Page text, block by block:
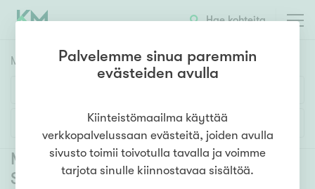
Hae kohteita
Myyntikohteet
1h 2h 3h 4h 5h+
Lisää hakuehtoja
Myytävät asunnot Kuopio
Saaristokaupunki (19)
Palvelemme sinua paremmin
evästeiden avulla
Kiinteistömaailma käyttää
verkkopalvelussaan evästeitä, joiden avulla
sivusto toimii toivotulla tavalla ja voimme
tarjota sinulle kiinnostavaa sisältöä.